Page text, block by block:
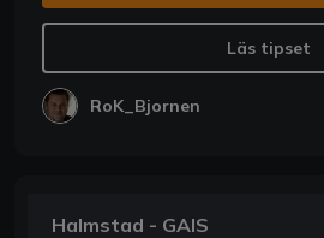
Läs tipset
RoK_Bjornen
Halmstad - GAIS